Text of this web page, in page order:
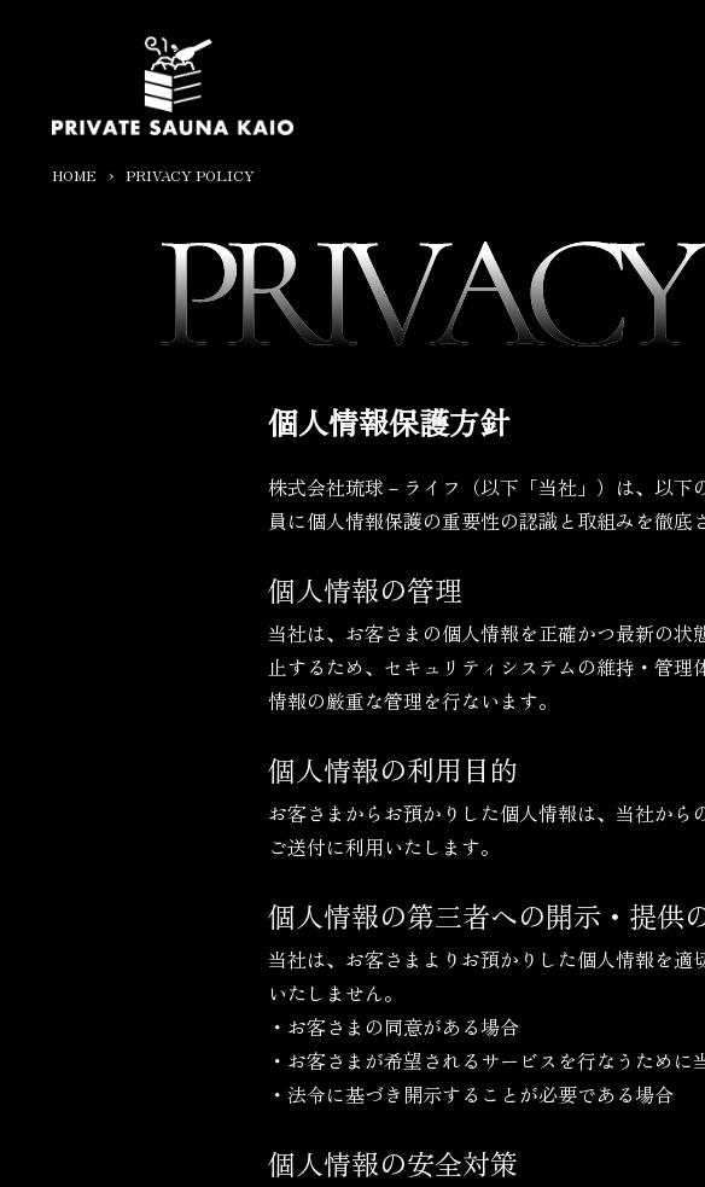
HOME › PRIVACY POLICY
個人情報保護方針
株式会社琉球－ライフ（以下「当社」）は、以
員に個人情報保護の重要性の認識と取組みを徹底
個人情報の管理
当社は、お客さまの個人情報を正確かつ最新の
止するため、セキュリティシステムの維持・管
情報の厳重な管理を行ないます。
個人情報の利用目的
お客さまからお預かりした個人情報は、当社か
ご送付に利用いたします。
個人情報の第三者への開示・提供
当社は、お客さまよりお預かりした個人情報を
いたしません。
・お客さまの同意がある場合
・お客さまが希望されるサービスを行なうため
・法令に基づき開示することが必要である場合
個人情報の安全対策